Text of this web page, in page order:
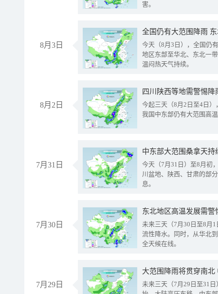
害。
8月3日
全国仍有大范围降雨
今天（8月3日），全国仍
地区东部至华北、东北一
温闷热天气持续。
8月2日
今起三天（8月2日至4日
我国中东部仍有大范围高
7月31日
中东部大范围桑拿天
今天（7月31日）至8月初
川盆地、陕西、甘肃的部
息。
7月30日
东北地区高温发展需
未来三天（7月30日至8月
流性降水。同时，从华北
全天候在线。
7月29日
大范围降雨将贯穿南
未来三天（7月29日至31